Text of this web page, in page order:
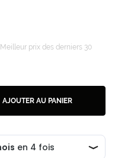
Meilleur prix des derniers 30
AJOUTER AU PANIER